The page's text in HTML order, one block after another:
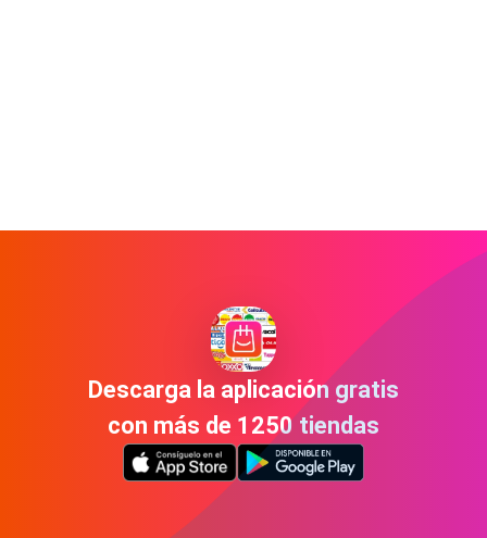
Descarga la aplicación gratis
con más de 1250 tiendas